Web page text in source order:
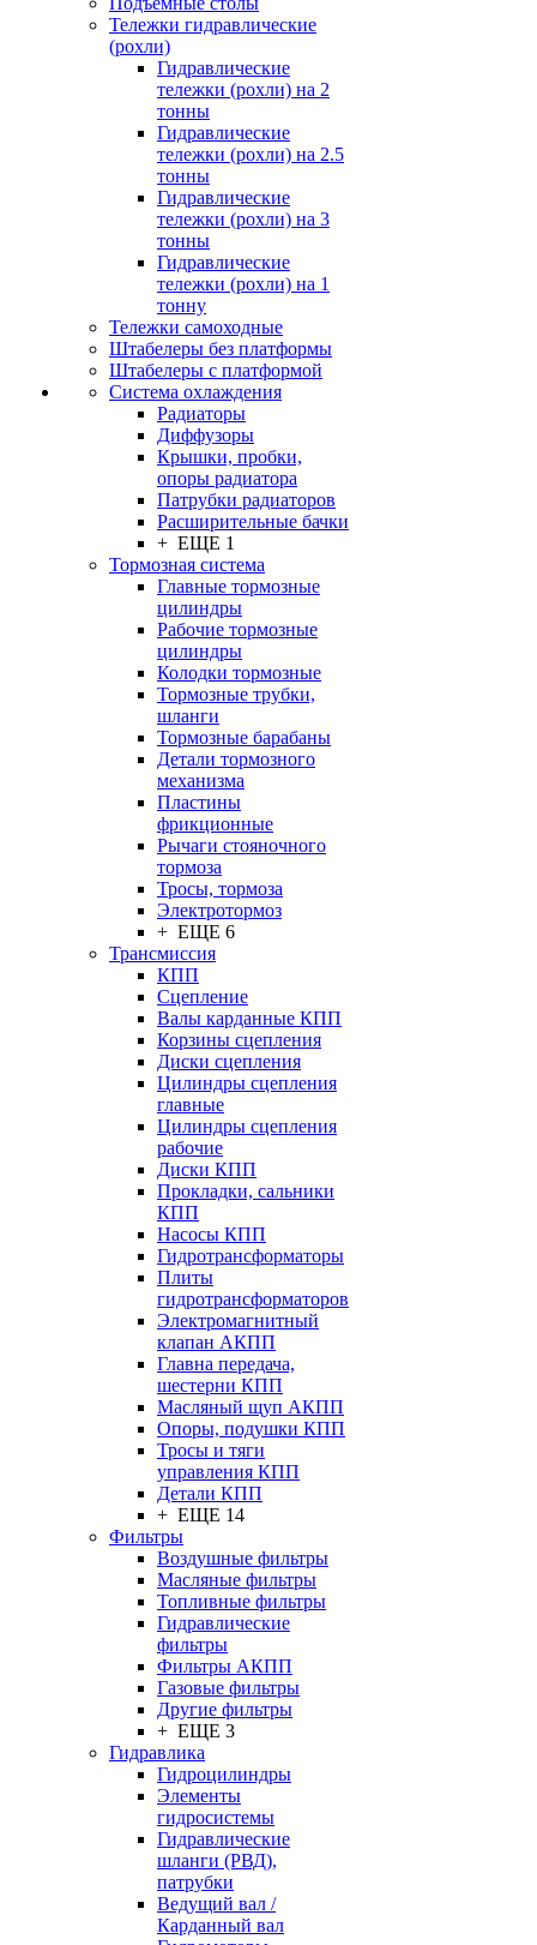
Тележки гидравлические
(рохли)
Гидравлические
тележки (рохли) на 2
тонны
Гидравлические
тележки (рохли) на 2.5
тонны
Гидравлические
тележки (рохли) на 3
тонны
Гидравлические
тележки (рохли) на 1
тонну
Тележки самоходные
Штабелеры без платформы
Штабелеры с платформой
Система охлаждения
Радиаторы
Диффузоры
Крышки, пробки,
опоры радиатора
Патрубки радиаторов
Расширительные бачки
+ ЕЩЕ 1
Тормозная система
Главные тормозные
цилиндры
Рабочие тормозные
цилиндры
Колодки тормозные
Тормозные трубки,
шланги
Тормозные барабаны
Детали тормозного
механизма
Пластины
фрикционные
Рычаги стояночного
тормоза
Тросы, тормоза
Электротормоз
+ ЕЩЕ 6
Трансмиссия
КПП
Сцепление
Валы карданные КПП
Корзины сцепления
Диски сцепления
Цилиндры сцепления
главные
Цилиндры сцепления
рабочие
Диски КПП
Прокладки, сальники
КПП
Насосы КПП
Гидротрансформаторы
Плиты
гидротрансформаторов
Электромагнитный
клапан АКПП
Главна передача,
шестерни КПП
Масляный щуп АКПП
Опоры, подушки КПП
Тросы и тяги
управления КПП
Детали КПП
+ ЕЩЕ 14
Фильтры
Воздушные фильтры
Масляные фильтры
Топливные фильтры
Гидравлические
фильтры
Фильтры АКПП
Газовые фильтры
Другие фильтры
+ ЕЩЕ 3
Гидравлика
Гидроцилиндры
Элементы
гидросистемы
Гидравлические
шланги (РВД),
патрубки
Ведущий вал /
Карданный вал